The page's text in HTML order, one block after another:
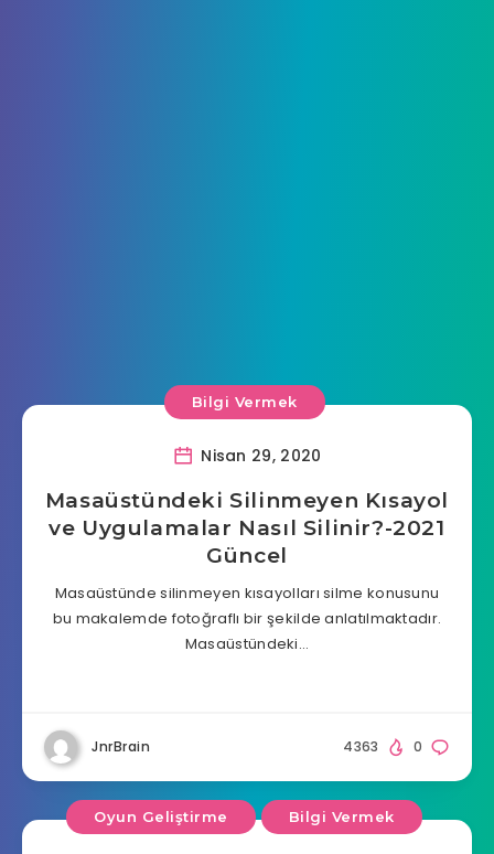
Bilgi Vermek
Nisan 29, 2020
Masaüstündeki Silinmeyen Kısayol
ve Uygulamalar Nasıl Silinir?-2021
Güncel
Masaüstünde silinmeyen kısayolları silme konusunu
bu makalemde fotoğraflı bir şekilde anlatılmaktadır.
Masaüstündeki…
JnrBrain 0
4363
Oyun Geliştirme Bilgi Vermek